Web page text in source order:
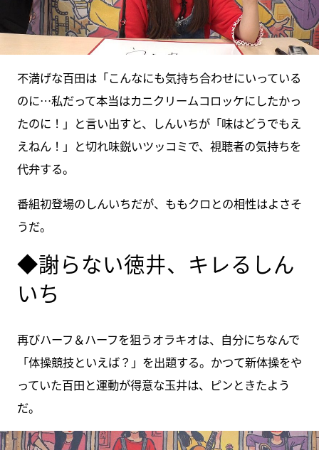
不満げな百田は「こんなにも気持ち合わせにいっている
のに…私だって本当はカニクリームコロッケにしたかっ
たのに！」と言い出すと、しんいちが「味はどうでもえ
えねん！」と切れ味鋭いツッコミで、視聴者の気持ちを
代弁する。
番組初登場のしんいちだが、ももクロとの相性はよさそ
うだ。
◆謝らない徳井、キレるしん
いち
再びハーフ＆ハーフを狙うオラキオは、自分にちなんで
「体操競技といえば？」を出題する。かつて新体操をや
っていた百田と運動が得意な玉井は、ピンときたよう
だ。